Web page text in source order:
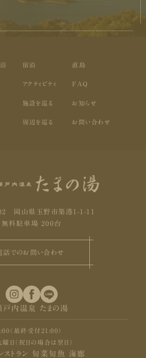
宿泊
アクティビティ
施設を巡る
周辺を巡る
直島
FAQ
お知らせ
お問い合わせ
岡山県玉野市築港1-1-11
無料駐車場 200台
話でのお問い合わせ
戸内温泉 たまの湯
（最終受付21:00）
日（祝日の場合は翌日）
ストラン 旬菜旬魚 海廊